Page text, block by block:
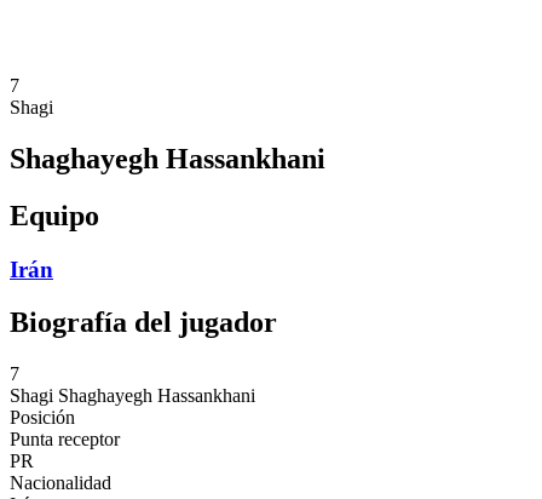
7
Shagi
Shaghayegh Hassankhani
Equipo
Irán
Biografía del jugador
7
Shagi Shaghayegh Hassankhani
Posición
Punta receptor
PR
Nacionalidad